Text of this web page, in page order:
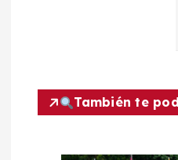
c
También te